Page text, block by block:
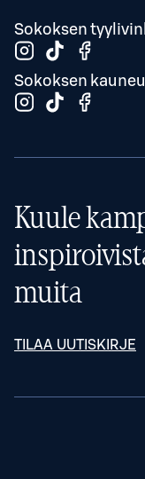
Sokoksen
Sokoksen
Kuule
muita
TILAA UUTISKIRJE